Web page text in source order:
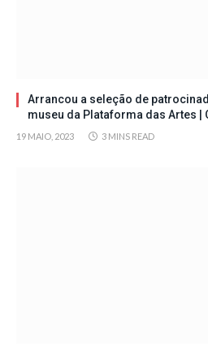
Arrancou a seleção de
museu da Plataforma das Artes |
19 MAIO, 2023 3 MINS READ